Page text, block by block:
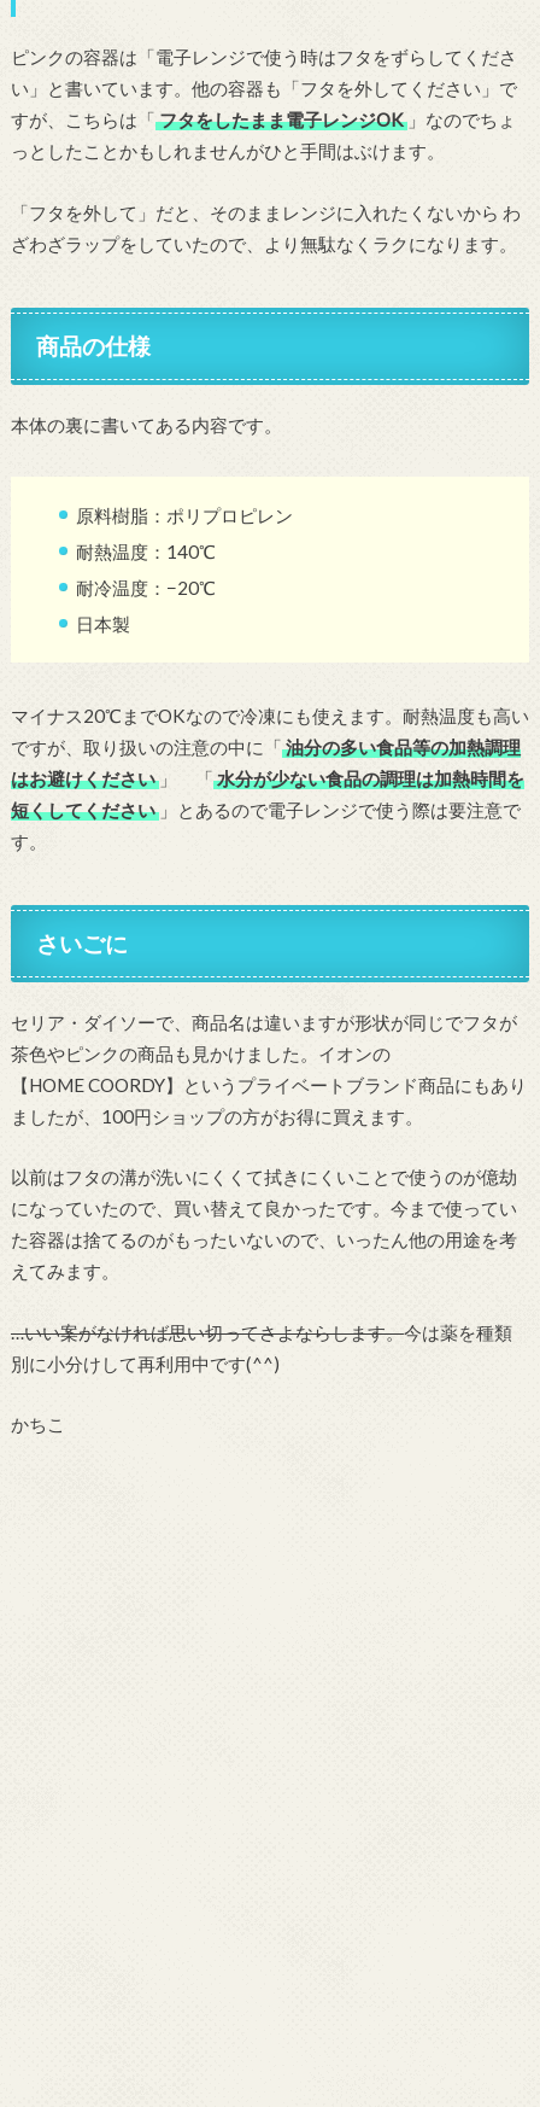
ピンクの容器は「電子レンジで使う時はフタをずらしてくださ
い」と書いています。他の容器も「フタを外してください」で
すが、こちらは「 フタをしたまま電子レンジOK」なのでちょ
っとしたことかもしれませんがひと手間はぶけます。
「フタを外して」だと、そのままレンジに入れたくないから わ
ざわざラップをしていたので、より無駄なくラクになります。
商品の仕様
本体の裏に書いてある内容です。
原料樹脂：ポリプロピレン
耐熱温度：140℃
耐冷温度：−20℃
日本製
マイナス20℃までOKなので冷凍にも使えます。耐熱温度も高い
ですが、取り扱いの注意の中に「 油分の多い食品等の加熱調理
はお避けください」 「 水分が少ない食品の調理は加熱時間を
短くしてください」とあるので電子レンジで使う際は要注意で
す。
さいごに
セリア・ダイソーで、商品名は違いますが形状が同じでフタが
茶色やピンクの商品も見かけました。イオンの
【HOME COORDY】というプライベートブランド商品にもあり
ましたが、100円ショップの方がお得に買えます。
以前はフタの溝が洗いにくくて拭きにくいことで使うのが億劫
になっていたので、買い替えて良かったです。今まで使ってい
た容器は捨てるのがもったいないので、いったん他の用途を考
えてみます。
…いい案がなければ思い切ってさよならします。今は薬を種類
別に小分けして再利用中です(^^)
かちこ